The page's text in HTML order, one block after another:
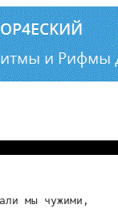
мы чужими,